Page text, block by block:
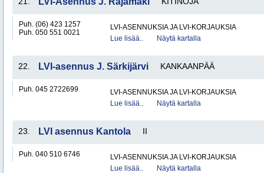
Puh. (06) 423 1257
Puh. 050 551 0021
LVI-ASENNUKSIA JA LVI-KORJAUKSIA
Lue lisää..
Näytä kartalla
22. LVI-asennus J. Särkijärvi KANKAANPÄÄ
Puh. 045 2722699
LVI-ASENNUKSIA JA LVI-KORJAUKSIA
Lue lisää..
Näytä kartalla
23. LVI asennus Kantola II
Puh. 040 510 6746
LVI-ASENNUKSIA JA LVI-KORJAUKSIA
Lue lisää..
Näytä kartalla